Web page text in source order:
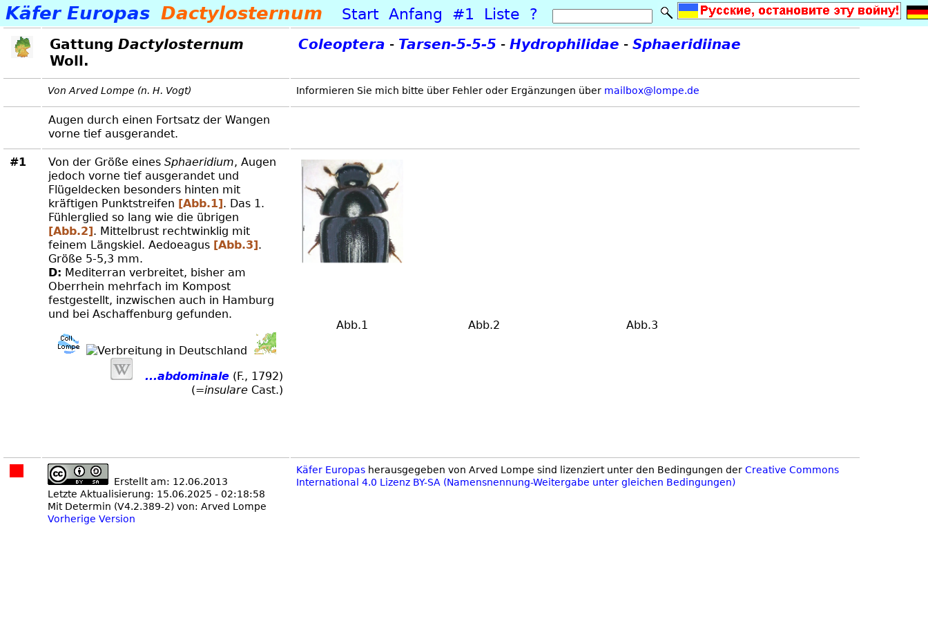
Gattung Dactylosternum
Woll.
Coleoptera - Tarsen-5-5-5 - Hydrophilidae - Sphaeridiinae
Von Arved Lompe (n. H. Vogt) Informieren Sie mich bitte über Fehler oder Ergänzungen über mailbox@lompe.de
Augen durch einen Fortsatz der Wangen
vorne tief ausgerandet.
#1 Von der Größe eines Sphaeridium, Augen
jedoch vorne tief ausgerandet und
Flügeldecken besonders hinten mit
kräftigen Punktstreifen [Abb.1]. Das 1.
Fühlerglied so lang wie die übrigen
[Abb.2]. Mittelbrust rechtwinklig mit
feinem Längskiel. Aedoeagus [Abb.3].
Größe 5-5,3 mm.
D: Mediterran verbreitet, bisher am
Oberrhein mehrfach im Kompost
festgestellt, inzwischen auch in Hamburg
und bei Aschaffenburg gefunden.
...abdominale (F., 1792)
(=insulare Cast.)
Abb.1 Abb.2 Abb.3
Erstellt am: 12.06.2013
Letzte Aktualisierung: 15.06.2025 - 02:18:58
Mit Determin (V4.2.389-2) von: Arved Lompe
Vorherige Version
Käfer Europas herausgegeben von Arved Lompe sind lizenziert unter den Bedingungen der Creative Commons
International 4.0 Lizenz BY-SA (Namensnennung-Weitergabe unter gleichen Bedingungen)
Käfer Europas Dactylosternum Start Anfang #1 Liste ?